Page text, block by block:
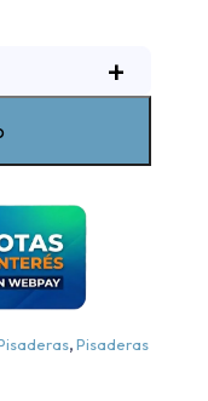
+
,Pisaderas